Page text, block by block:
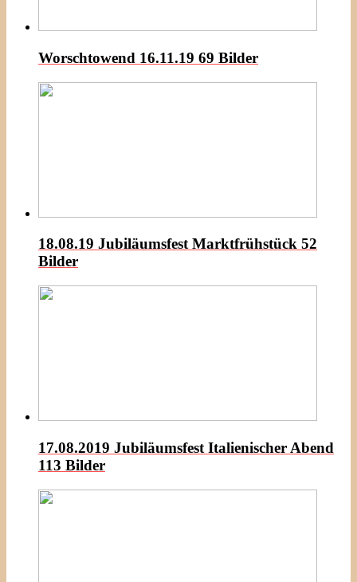
Worschtowend 16.11.19 69 Bilder
18.08.19 Jubiläumsfest Marktfrühstück 52
Bilder
17.08.2019 Jubiläumsfest Italienischer Abend
113 Bilder